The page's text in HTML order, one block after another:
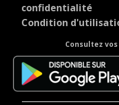
confidentialité
Condition
Consultez